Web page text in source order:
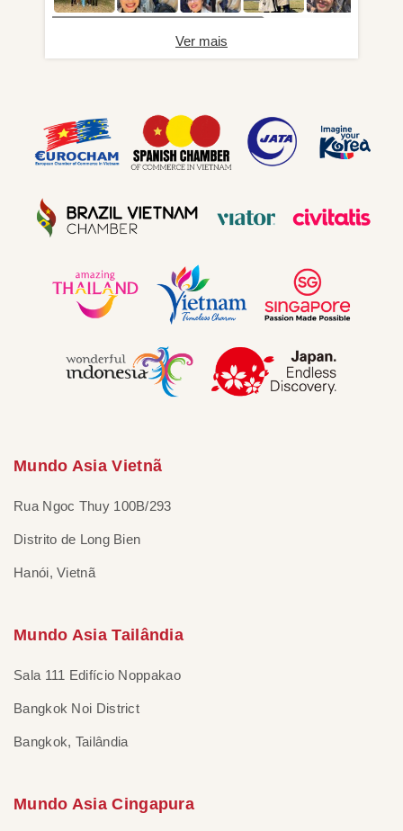
Ver mais
Mundo Asia Vietnã
Rua Ngoc Thuy 100B/293
Distrito de Long Bien
Hanói, Vietnã
Mundo Asia Tailândia
Sala 111 Edifício Noppakao
Bangkok Noi District
Bangkok, Tailândia
Mundo Asia Cingapura